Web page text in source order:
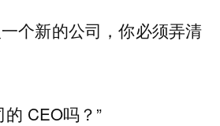
个新的公司，你必须弄清
CEO吗？”